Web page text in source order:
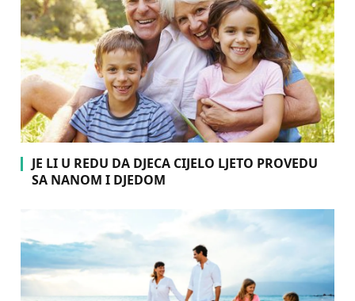
JE LI U REDU DA DJECA CIJELO LJETO PROVEDU
SA NANOM I DJEDOM